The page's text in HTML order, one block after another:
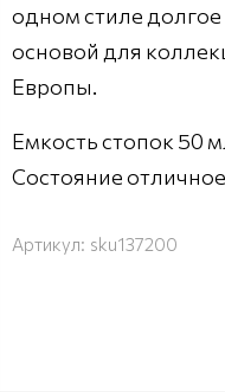
одном стиле
основой для
Европы.
Емкость стопок 50
Состояние
Артикул: sku137200